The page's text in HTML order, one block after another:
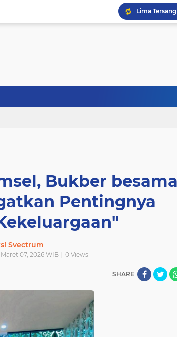
Bukber besama
Pentingnya
Svectrum
07, 2026 WIB | 0Views
SHARE